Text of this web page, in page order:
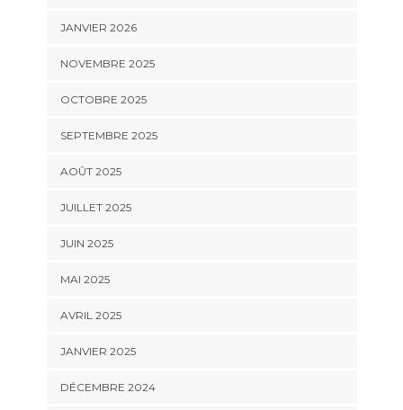
JANVIER 2026
NOVEMBRE 2025
OCTOBRE 2025
SEPTEMBRE 2025
AOÛT 2025
JUILLET 2025
JUIN 2025
MAI 2025
AVRIL 2025
JANVIER 2025
DÉCEMBRE 2024